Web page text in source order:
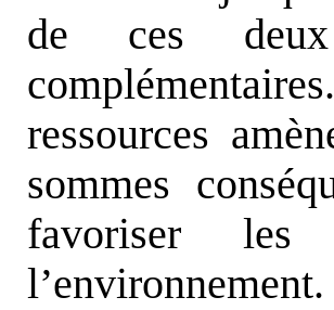
de ces
ressources
sommes
favoriser les
l’environnement.